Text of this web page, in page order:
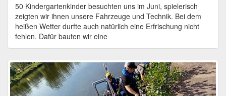
50 Kindergartenkinder besuchten uns im Juni, spielerisch
zeigten wir ihnen unsere Fahrzeuge und Technik. Bei dem
heißen Wetter durfte auch natürlich eine Erfrischung nicht
fehlen. Dafür bauten wir eine